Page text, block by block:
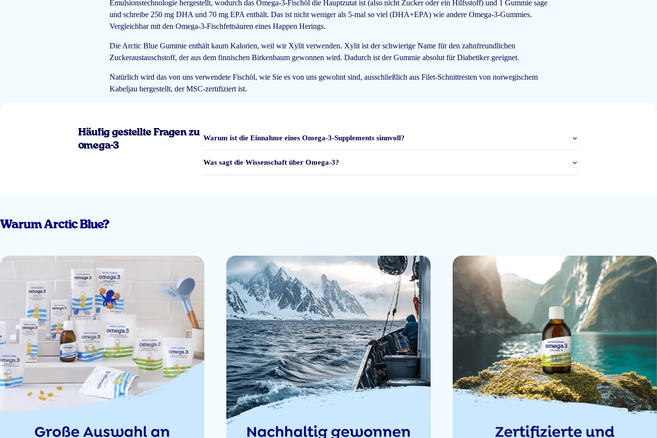
De kids vinden het top!!
Goede heel
Sagal Yarow
19 Dez 2025
Geachte,
Ik heb twee besteld,mijn kind vindt het lekker eindelijk lust hij iets.en ik heb vandaag nog een keer drie besteld.
Ben super blij mee.
Emulsionstechnologie hergestellt, wodurch das Omega-3-Fischöl die Hauptzutat ist (also nicht Zucker oder ein Hilfsstoff) und 1 Gummie sage
und schreibe 250 mg DHA und 70 mg EPA enthält. Das ist nicht weniger als 5-mal so viel (DHA+EPA) wie andere Omega-3-Gummies.
Vergleichbar mit den Omega-3-Fischfettsäuren eines Happen Herings.
Die Arctic Blue Gummie enthält kaum Kalorien, weil wir Xylit verwenden. Xylit ist der schwierige Name für den zahnfreundlichen
Zuckeraustauschstoff, der aus dem finnischen Birkenbaum gewonnen wird. Dadurch ist der Gummie absolut für Diabetiker geeignet.
Natürlich wird das von uns verwendete Fischöl, wie Sie es von uns gewohnt sind, ausschließlich aus Filet-Schnittresten von norwegischem
Kabeljau hergestellt, der MSC-zertifiziert ist.
Häufig gestellte Fragen zu
omega-3
Warum ist die Einnahme eines Omega-3-Supplements sinnvoll?
Was sagt die Wissenschaft über Omega-3?
Warum Arctic Blue?